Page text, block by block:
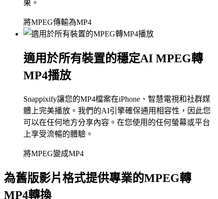
果。
將MPEG傳輸為MP4
適用於所有裝置的穩定AI MPEG轉
MP4播放
Snappixify讓您的MP4檔案在iPhone、智慧電視和社群媒
體上完美播放。我們的AI引擎確保通用相容性，因此您
可以在任何地方分享內容。在您使用的任何螢幕或平台
上享受流暢的體驗。
將MPEG變成MP4
為舊版影片格式提供專業的MPEG轉
MP4轉換